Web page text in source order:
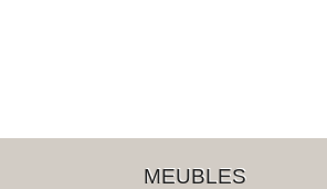
MEUBLES